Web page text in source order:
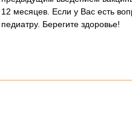
12 месяцев. Если у Вас есть
педиатру. Берегите здоровье!